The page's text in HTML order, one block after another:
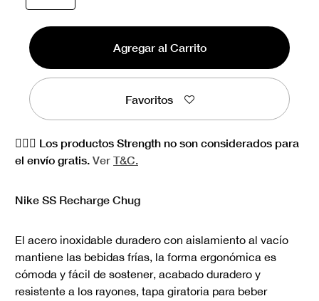
Agregar al Carrito
Favoritos
🏋🏻‍♀️ Los productos Strength no son considerados para
el envío gratis. Ver T&C.
Nike SS Recharge Chug
El acero inoxidable duradero con aislamiento al vacío
mantiene las bebidas frías, la forma ergonómica es
cómoda y fácil de sostener, acabado duradero y
resistente a los rayones, tapa giratoria para beber